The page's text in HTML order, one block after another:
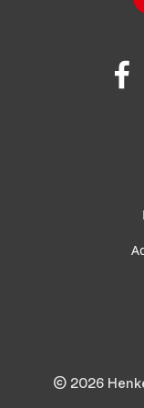
Join
© 2026